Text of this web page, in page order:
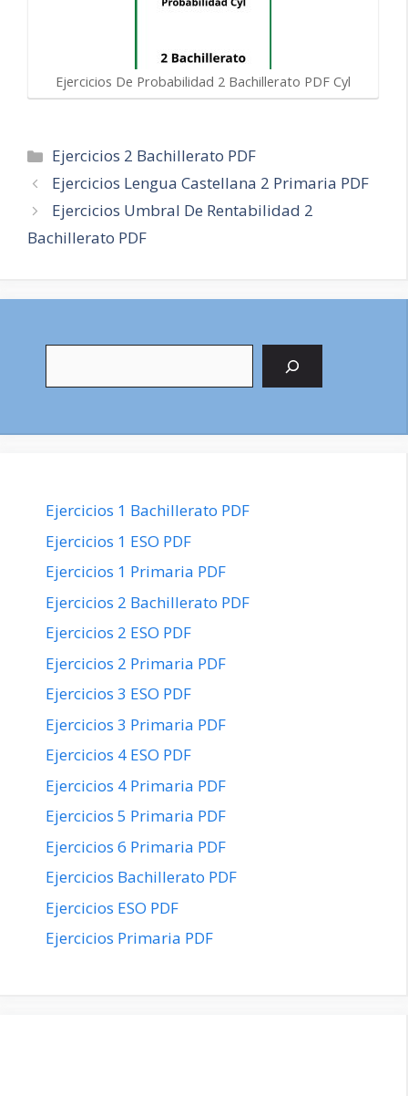
Ejercicios De Probabilidad 2 Bachillerato PDF Cyl
Categorías
Ejercicios 2 Bachillerato PDF
Navegación
de
entradas
Ejercicios Lengua Castellana 2 Primaria PDF
Ejercicios Umbral De Rentabilidad 2
Bachillerato PDF
Ejercicios 1 Bachillerato PDF
Ejercicios 1 ESO PDF
Ejercicios 1 Primaria PDF
Ejercicios 2 Bachillerato PDF
Ejercicios 2 ESO PDF
Ejercicios 2 Primaria PDF
Ejercicios 3 ESO PDF
Ejercicios 3 Primaria PDF
Ejercicios 4 ESO PDF
Ejercicios 4 Primaria PDF
Ejercicios 5 Primaria PDF
Ejercicios 6 Primaria PDF
Ejercicios Bachillerato PDF
Ejercicios ESO PDF
Ejercicios Primaria PDF